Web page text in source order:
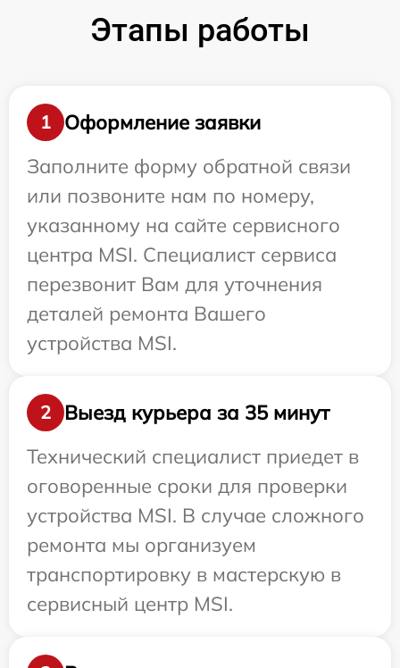
Этапы работы
1
Оформление заявки
Заполните форму обратной связи
или позвоните нам по номеру,
указанному на сайте сервисного
центра MSI. Специалист сервиса
перезвонит Вам для уточнения
деталей ремонта Вашего
устройства MSI.
2
Выезд курьера за 35 минут
Технический специалист приедет в
оговоренные сроки для проверки
устройства MSI. В случае сложного
ремонта мы организуем
транспортировку в мастерскую в
сервисный центр MSI.